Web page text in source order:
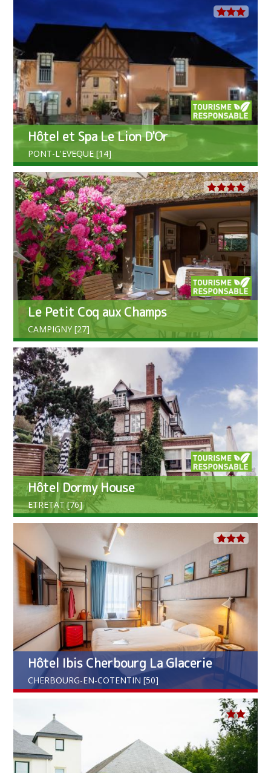
Hôtel et Spa Le Lion D'Or
PONT-L'EVEQUE [14]
Le Petit Coq aux Champs
CAMPIGNY [27]
Hôtel Dormy House
ETRETAT [76]
Hôtel Ibis Cherbourg La Glacerie
CHERBOURG-EN-COTENTIN [50]